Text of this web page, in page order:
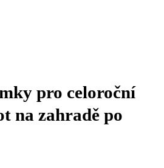
pro celoroční
na zahradě po